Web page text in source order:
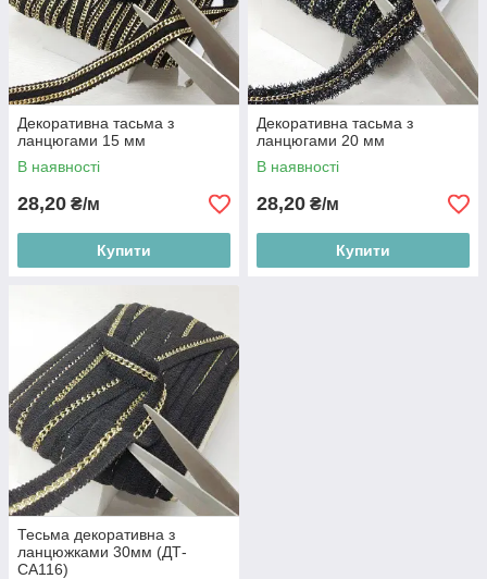
Декоративна тасьма з
ланцюгами 15 мм
В наявності
28,20 ₴/м
Купити
Декоративна тасьма з
ланцюгами 20 мм
В наявності
28,20 ₴/м
Купити
Тесьма декоративна з
ланцюжками 30мм (ДТ-
СА116)